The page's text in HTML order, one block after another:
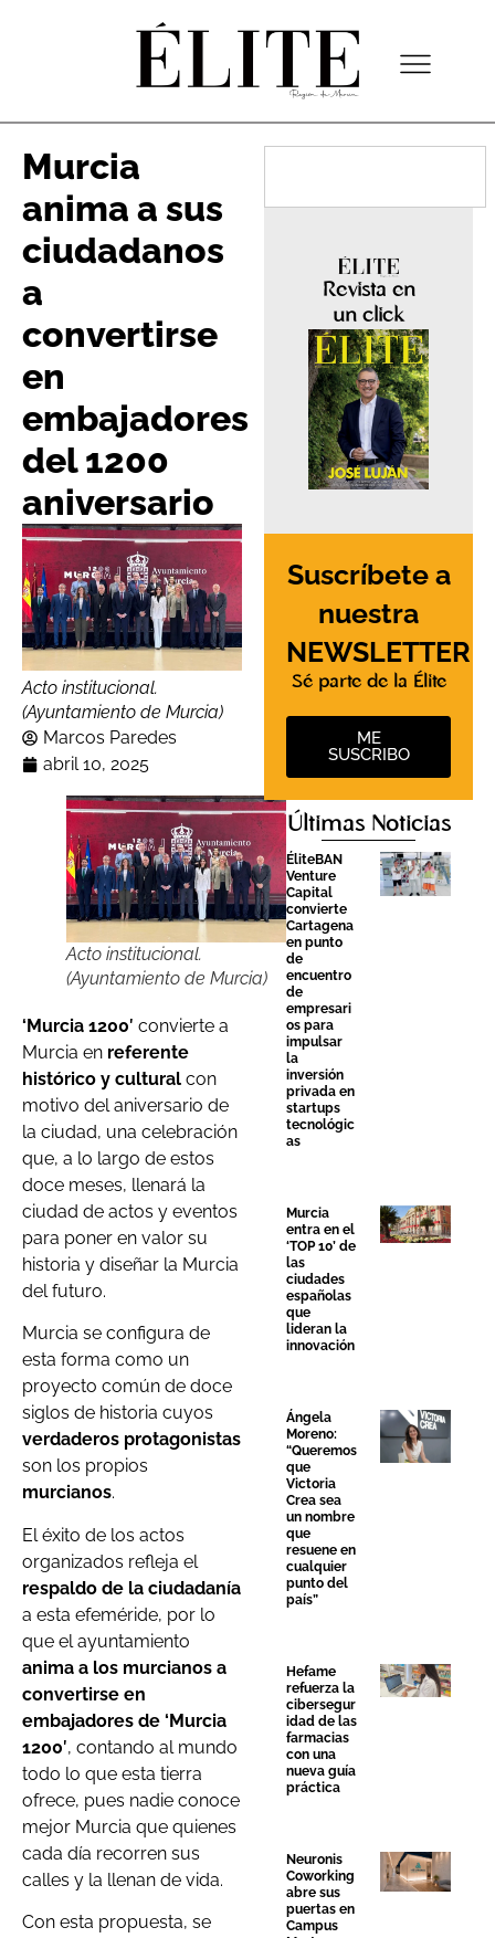
Murcia
anima a sus
ciudadanos
a
convertirse
en
embajadores
del 1200
aniversario
Acto institucional.
(Ayuntamiento de Murcia)
Marcos Paredes
abril 10, 2025
Acto institucional.
(Ayuntamiento de Murcia)
‘Murcia 1200′ convierte a
Murcia en referente
histórico y cultural con
motivo del aniversario de
la ciudad, una celebración
que, a lo largo de estos
doce meses, llenará la
ciudad de actos y eventos
para poner en valor su
historia y diseñar la Murcia
del futuro.
Murcia se configura de
esta forma como un
proyecto común de doce
siglos de historia cuyos
verdaderos protagonistas
son los propios
murcianos.
El éxito de los actos
organizados refleja el
respaldo de la ciudadanía
a esta efeméride, por lo
que el ayuntamiento
anima a los murcianos a
convertirse en
embajadores de ‘Murcia
1200′, contando al mundo
todo lo que esta tierra
ofrece, pues nadie conoce
mejor Murcia que quienes
cada día recorren sus
calles y la llenan de vida.
Con esta propuesta, se
Revista en
un click
Suscríbete a
nuestra
NEWSLETTER
Sé parte de la Élite
ME
SUSCRIBO
Últimas Noticias
ÉliteBAN
Venture
Capital
convierte
Cartagena
en punto
de
encuentro
de
empresari
os para
impulsar
la
inversión
privada en
startups
tecnológic
as
Murcia
entra en el
‘TOP 10’ de
las
ciudades
españolas
que
lideran la
innovación
Ángela
Moreno:
“Queremos
que
Victoria
Crea sea
un nombre
que
resuene en
cualquier
punto del
país”
Hefame
refuerza la
cibersegur
idad de las
farmacias
con una
nueva guía
práctica
Neuronis
Coworking
abre sus
puertas en
Campus